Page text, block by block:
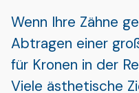
Wenn Ihre Zähne
Abtragen einer
für Kronen in der
Viele ästhetische